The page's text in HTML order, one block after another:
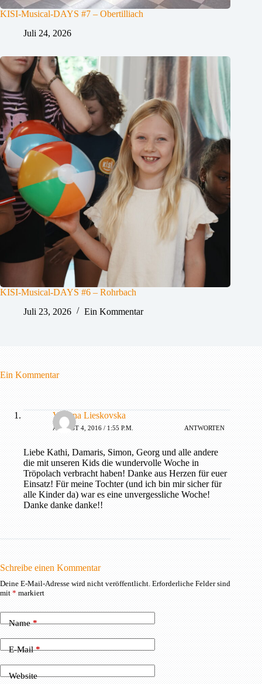
KISI-Musical-DAYS #7 – Obertilliach
Juli 24, 2026
KISI-Musical-DAYS #6 – Rohrbach
Juli 23, 2026
Ein Kommentar
Ein Kommentar
Viviana Lieskovska
AUGUST 4, 2016 / 1:55 P.M. ANTWORTEN
Liebe Kathi, Damaris, Simon, Georg und alle andere
die mit unseren Kids die wundervolle Woche in
Tröpolach verbracht haben! Danke aus Herzen für euer
Einsatz! Für meine Tochter (und ich bin mir sicher für
alle Kinder da) war es eine unvergessliche Woche!
Danke danke danke!!
Schreibe einen Kommentar
Deine E-Mail-Adresse wird nicht veröffentlicht. Erforderliche Felder sind
mit*markiert
Name*
E-Mail*
Website